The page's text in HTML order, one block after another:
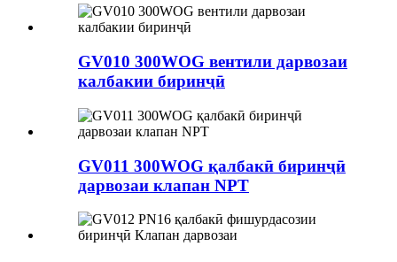
GV010 300WOG вентили дарвозаи
калбакии биринҷӣ
GV011 300WOG қалбакӣ биринҷӣ
дарвозаи клапан NPT